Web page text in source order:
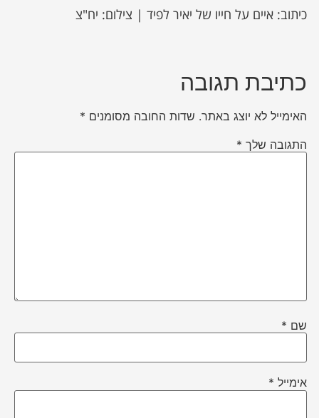
כיתוב: איים על חייו של יאיר לפיד | צילום: יח"צ
כתיבת תגובה
האימייל לא יוצג באתר. שדות החובה מסומנים *
התגובה שלך *
שם *
אימייל *